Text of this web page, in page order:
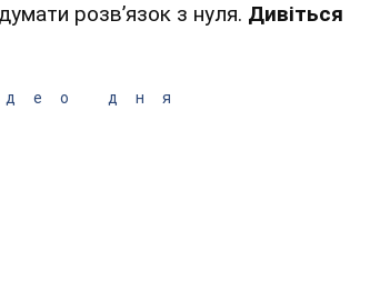
розв’язок з нуля. Дивіться
дня